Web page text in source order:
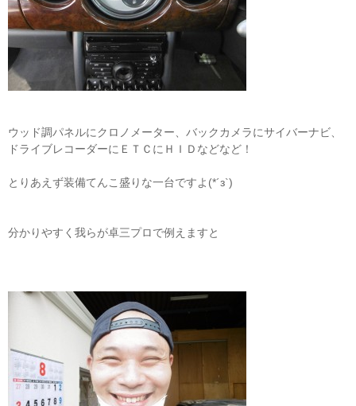
ウッド調パネルにクロノメーター、バックカメラにサイバーナビ、
ドライブレコーダーにＥＴＣにＨＩＤなどなど！
とりあえず装備てんこ盛りな一台ですよ(*´з`)
分かりやすく我らが卓三プロで例えますと